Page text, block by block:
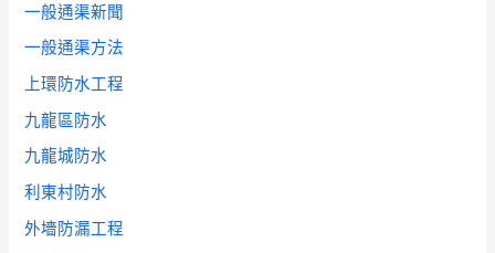
一般通渠新聞
一般通渠方法
上環防水工程
九龍區防水
九龍城防水
利東村防水
外墻防漏工程